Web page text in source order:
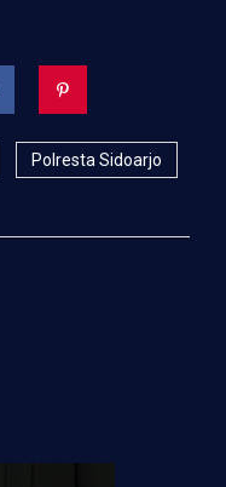
Polresta Sidoarjo